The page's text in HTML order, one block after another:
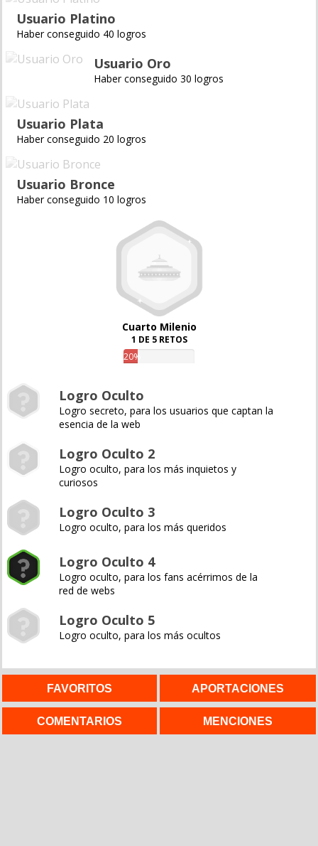
Usuario Platino
Haber conseguido 40 logros
Usuario Oro
Haber conseguido 30 logros
Usuario Plata
Haber conseguido 20 logros
Usuario Bronce
Haber conseguido 10 logros
Cuarto Milenio
1 DE 5 RETOS
20%
Logro Oculto
Logro secreto, para los usuarios que captan la
esencia de la web
Logro Oculto 2
Logro oculto, para los más inquietos y
curiosos
Logro Oculto 3
Logro oculto, para los más queridos
Logro Oculto 4
Logro oculto, para los fans acérrimos de la
red de webs
Logro Oculto 5
Logro oculto, para los más ocultos
FAVORITOS APORTACIONES
COMENTARIOS MENCIONES